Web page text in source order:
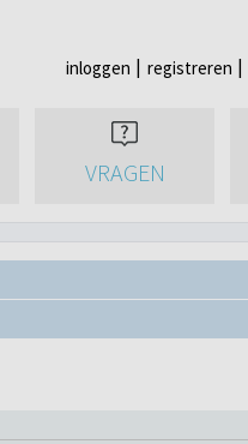
inloggen registreren
VRAGEN